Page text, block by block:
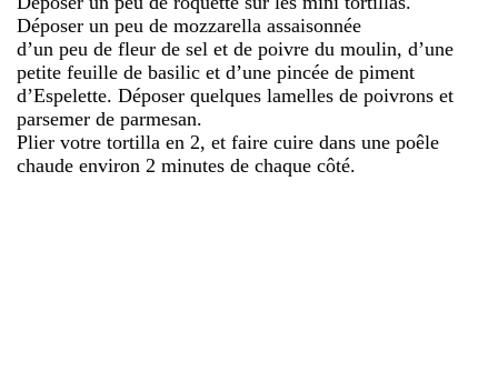
Déposer un peu de mozzarella assaisonnée
d’un peu de fleur de sel et de poivre du moulin, d’une
petite feuille de basilic et d’une pincée de piment
d’Espelette. Déposer quelques lamelles de poivrons et
parsemer de parmesan.
Plier votre tortilla en 2, et faire cuire dans une poêle
chaude environ 2 minutes de chaque côté.